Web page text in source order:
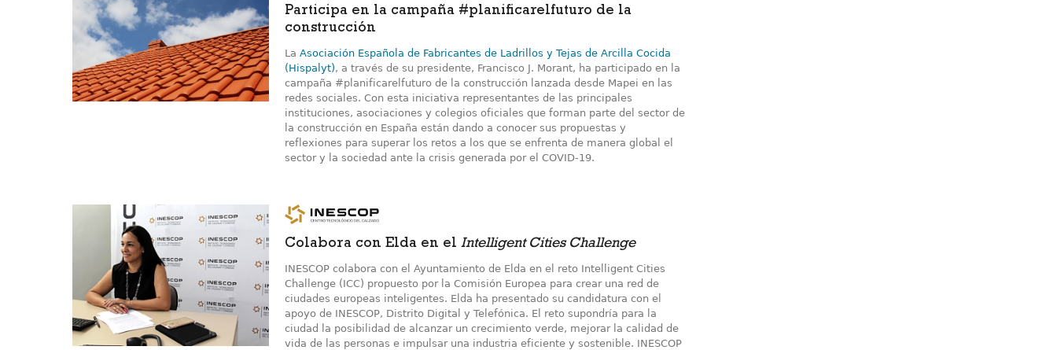
Participa en la campaña #planificarelfuturo de la
construcción
La Asociación Española de Fabricantes de Ladrillos y Tejas de Arcilla Cocida
(Hispalyt), a través de su presidente, Francisco J. Morant, ha participado en la
campaña #planificarelfuturo de la construcción lanzada desde Mapei en las
redes sociales. Con esta iniciativa representantes de las principales
instituciones, asociaciones y colegios oficiales que forman parte del sector de
la construcción en España están dando a conocer sus propuestas y
reflexiones para superar los retos a los que se enfrenta de manera global el
sector y la sociedad ante la crisis generada por el COVID-19.
Colabora con Elda en el Intelligent Cities Challenge
INESCOP colabora con el Ayuntamiento de Elda en el reto Intelligent Cities
Challenge (ICC) propuesto por la Comisión Europea para crear una red de
ciudades europeas inteligentes. Elda ha presentado su candidatura con el
apoyo de INESCOP, Distrito Digital y Telefónica. El reto supondría para la
ciudad la posibilidad de alcanzar un crecimiento verde, mejorar la calidad de
vida de las personas e impulsar una industria eficiente y sostenible. INESCOP